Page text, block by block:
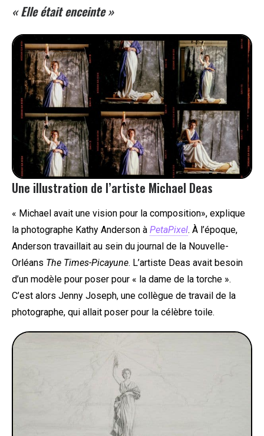
« Elle étaitenceinte »
Une illustration de l’artiste Michael Deas
« Michael avait une vision pour la composition», explique
la photographe Kathy Anderson à PetaPixel. À l’époque,
Anderson travaillait au sein du journal de la Nouvelle-
Orléans The Times-Picayune. L’artiste Deas avait besoin
d’un modèle pour poser pour « la dame de la torche ».
C’est alors Jenny Joseph, une collègue de travail de la
photographe, qui allait poser pour la célèbre toile.